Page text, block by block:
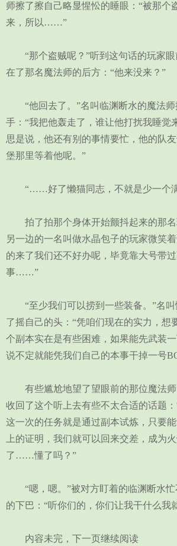
师擦了擦自己略显惺忪的睡眼：“被那个
来，所以……”
“那个盗贼呢？”听到这句话的玩家眼
在了那名魔法师的后方：“他来没来？”
“他回去了。”名叫临渊断水的魔法师
手：“我把他轰走了，谁让他打扰我睡
思是说，他还有别的事情要忙，他的队
堡那里等着他呢。”
“……好了懒猫同志，不就是少一个满
拍了拍那个身体开始颤抖起来的那名
另一边的一名叫做水晶包子的玩家微笑
的来了我们还不好办呢，毕竟靠大号带
事……”
“至少我们可以捞到一些装备。”名叫
了摇自己的头：“凭咱们现在的实力，想
个副本实在是有些困难，如果能先武装
说不定就能凭我们自己的本事干掉一号
有些尴尬地望了望眼前的那位魔法师
收回了这个听上去有些不太合适的话题
这一次的任务就是通过副本试炼，只要
上的证明，我们就可以回来交差，成为
了……懂了吗？”
“嗯，嗯。”被对方盯着的临渊断水忙
的下巴：“听你们的，你们让我干什么我
内容未完，下一页继续阅读